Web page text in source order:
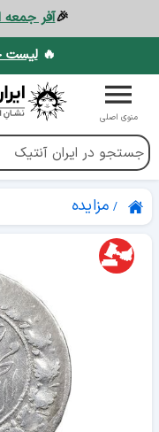
🎉آفر جمعه
🔥لیست
منوی اصلی
مزایده